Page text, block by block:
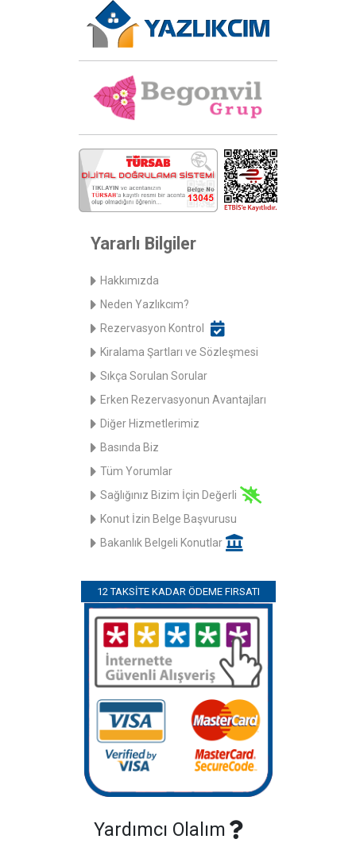
Yararlı Bilgiler
Hakkımızda
Neden Yazlıkcım?
Rezervasyon Kontrol
Kiralama Şartları ve Sözleşmesi
Sıkça Sorulan Sorular
Erken Rezervasyonun Avantajları
Diğer Hizmetlerimiz
Basında Biz
Tüm Yorumlar
Sağlığınız Bizim İçin Değerli
Konut İzin Belge Başvurusu
Bakanlık Belgeli Konutlar
12 TAKSITE KADAR ÖDEME FIRSATI
Yardımcı Olalım